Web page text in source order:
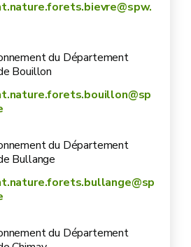
du Département
Bouillon
du Département
Bullange
du Département